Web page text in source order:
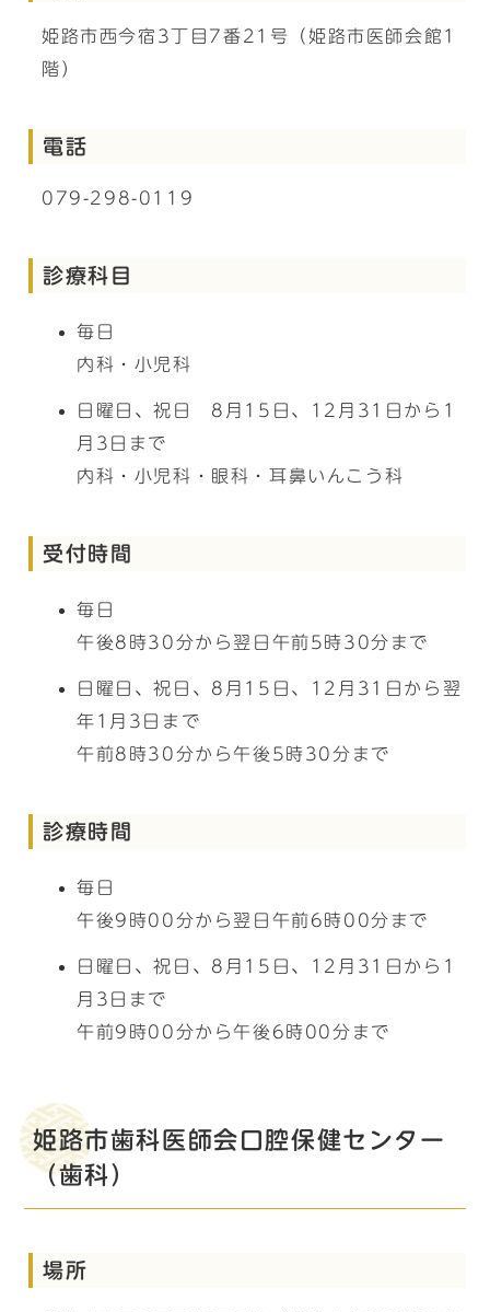
姫路市西今宿3丁目7番21号（姫路市医師会館1
階）
電話
079-298-0119
診療科目
毎日
内科・小児科
日曜日、祝日 8月15日、12月31日から1
月3日まで
内科・小児科・眼科・耳鼻いんこう科
受付時間
毎日
午後8時30分から翌日午前5時30分まで
日曜日、祝日、8月15日、12月31日から翌
年1月3日まで
午前8時30分から午後5時30分まで
診療時間
毎日
午後9時00分から翌日午前6時00分まで
日曜日、祝日、8月15日、12月31日から1
月3日まで
午前9時00分から午後6時00分まで
姫路市歯科医師会口腔保健センター
（歯科）
場所